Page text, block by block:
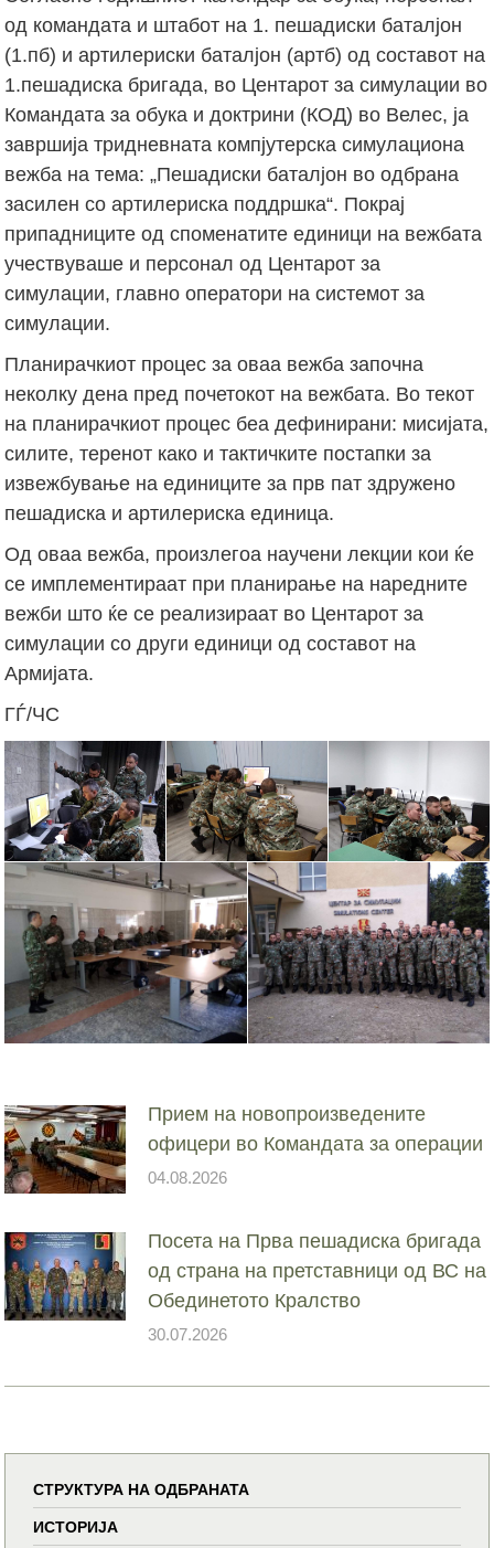
од командата и штабот на 1. пешадиски баталјон
(1.пб) и артилериски баталјон (артб) од составот на
1.пешадиска бригада, во Центарот за симулации во
Командата за обука и доктрини (КОД) во Велес, ја
завршија тридневната компјутерска симулациона
вежба на тема: „Пешадиски баталјон во одбрана
засилен со артилериска поддршка“. Покрај
припадниците од споменатите единици на вежбата
учествуваше и персонал од Центарот за
симулации, главно оператори на системот за
симулации.
Планирачкиот процес за оваа вежба започна
неколку дена пред почетокот на вежбата. Во текот
на планирачкиот процес беа дефинирани: мисијата,
силите, теренот како и тактичките постапки за
извежбување на единиците за прв пат здружено
пешадиска и артилериска единица.
Од оваа вежба, произлегоа научени лекции кои ќе
се имплементираат при планирање на наредните
вежби што ќе се реализираат во Центарот за
симулации со други единици од составот на
Армијата.
ГЃ/ЧС
Прием на новопроизведените
офицери во Командата за операции
04.08.2026
Посета на Прва пешадиска бригада
од страна на претставници од ВС на
Обединетото Кралство
30.07.2026
СТРУКТУРА НА ОДБРАНАТА
ИСТОРИЈА